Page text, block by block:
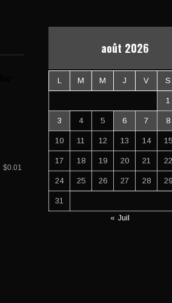
$0.01
août 2026
L M M J V S
1
3 4 5 6 7 8
10 11 12 13 14 15
17 18 19 20 21 22
24 25 26 27 28 29
31
« Juil